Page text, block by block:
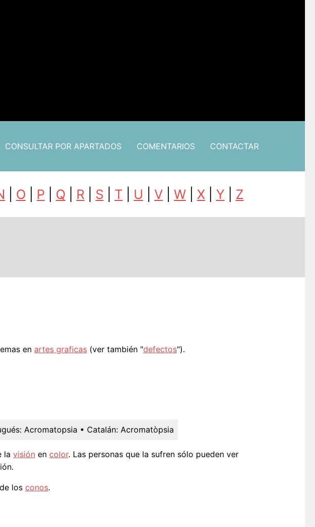
CONSULTAR POR APARTADOS COMENTARIOS CONTACTAR
O P Q R S T U V W X Y Z
en artes graficas (ver también "defectos").
Acromatopsia • Catalán: Acromatòpsia
la visión en color. Las personas que la sufren sólo pueden ver
los conos.